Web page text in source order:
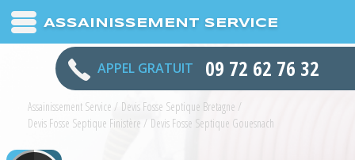
ASSAINISSEMENT SERVICE
APPEL GRATUIT 09 72 62 76 32
Assainissement Service / Devis Fosse Septique Bretagne /
Devis Fosse Septique Finistère / Devis Fosse Septique Gouesnach